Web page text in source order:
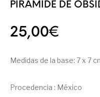
PIRÁMIDE DE
25,00€
Medidas de la base: 7 x 7
Procedencia : México